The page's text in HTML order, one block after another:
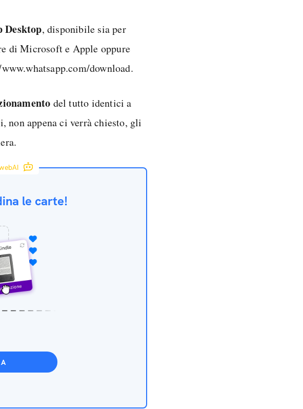
Desktop, disponibile sia per
di Microsoft e Apple oppure
download.
del tutto identici a
non appena ci verrà chiesto, gli
le carte!